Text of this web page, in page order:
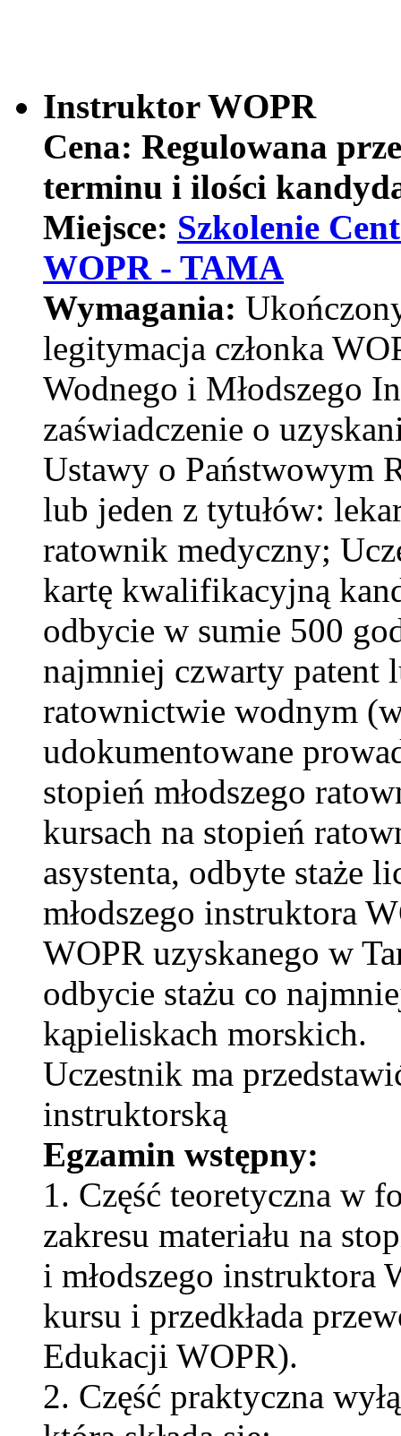
Instruktor WOPR
Cena: Regulowana
terminu i ilości
Miejsce: Szkolenie
WOPR - TAMA
Wymagania:
legitymacja członka
Wodnego i Młodszego
zaświadczenie o
Ustawy o Państwowym
lub jeden z tytułów:
ratownik medyczny;
kartę kwalifikacyjną
odbycie w sumie 500
najmniej czwarty patent
ratownictwie wodnym
udokumentowane
stopień młodszego
kursach na stopień
asystenta, odbyte staże
młodszego instruktora
WOPR uzyskanego w
odbycie stażu co
kąpieliskach morskich.
Uczestnik ma
instruktorską
Egzamin wstępny:
1. Część teoretyczna w
zakresu materiału na
i młodszego
kursu i przedkłada
Edukacji WOPR).
2. Część praktyczna